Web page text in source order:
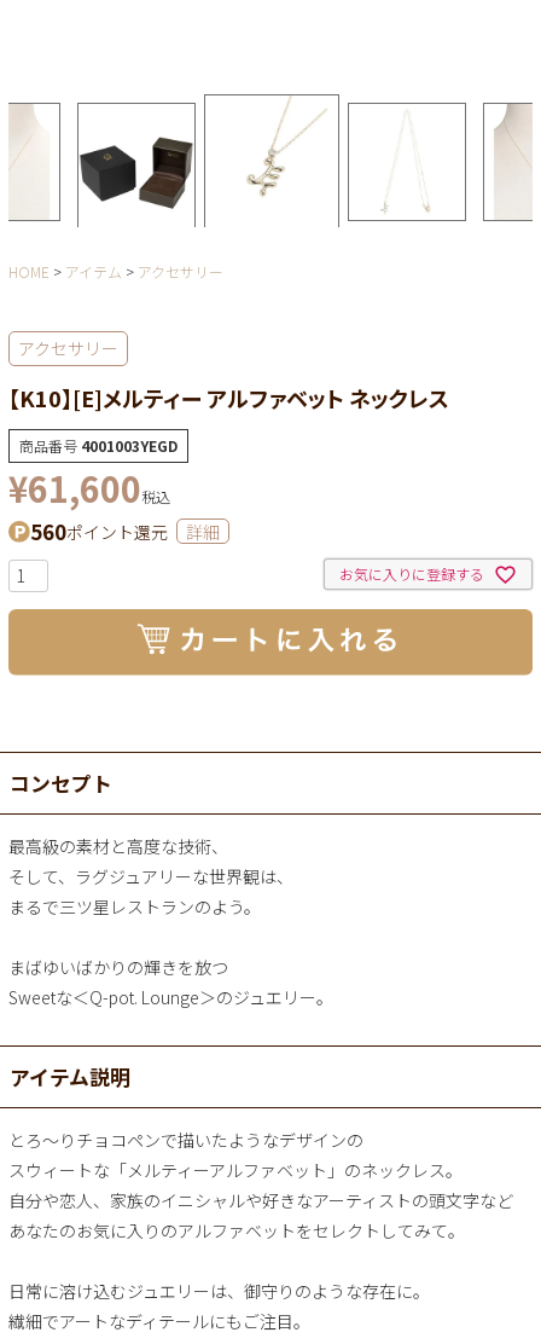
HOME アイテム アクセサリー
アクセサリー
【K10】[E]メルティー アルファベット ネックレス
商品番号 4001003YEGD
¥61,600税込
560ポイント還元 詳細
お気に入りに登録する
コンセプト
最高級の素材と高度な技術、
そして、ラグジュアリーな世界観は、
まるで三ツ星レストランのよう。
まばゆいばかりの輝きを放つ
Sweetな＜Q-pot. Lounge＞のジュエリー。
アイテム説明
とろ～りチョコペンで描いたようなデザインの
スウィートな「メルティーアルファベット」のネックレス。
自分や恋人、家族のイニシャルや好きなアーティストの頭文字など
あなたのお気に入りのアルファベットをセレクトしてみて。
日常に溶け込むジュエリーは、御守りのような存在に。
繊細でアートなディテールにもご注目。